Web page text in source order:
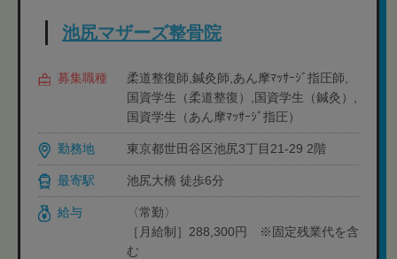
池尻マザーズ整骨院
募集職種
柔道整復師,鍼灸師,あん摩ﾏｯｻｰｼﾞ指圧師,
国資学生（柔道整復）,国資学生（鍼灸）,
国資学生（あん摩ﾏｯｻｰｼﾞ指圧）
勤務地 東京都世田谷区池尻3丁目21-29 2階
最寄駅 池尻大橋 徒歩6分
給与
〈常勤〉
［月給制］288,300円 ※固定残業代を含
む